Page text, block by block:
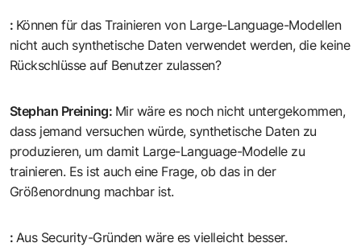
: Können für das Trainieren von Large-Language-Modellen
nicht auch synthetische Daten verwendet werden, die keine
Rückschlüsse auf Benutzer zulassen?
Stephan Preining: Mir wäre es noch nicht untergekommen,
dass jemand versuchen würde, synthetische Daten zu
produzieren, um damit Large-Language-Modelle zu
trainieren. Es ist auch eine Frage, ob das in der
Größenordnung machbar ist.
: Aus Security-Gründen wäre es vielleicht besser.